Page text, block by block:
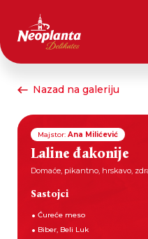
Nazad na galeriju
Majstor: Ana Milićević
Laline đakonije
Domaće, pikantno, hrskavo,
Sastojci
Ćureće meso
Biber, Beli Luk